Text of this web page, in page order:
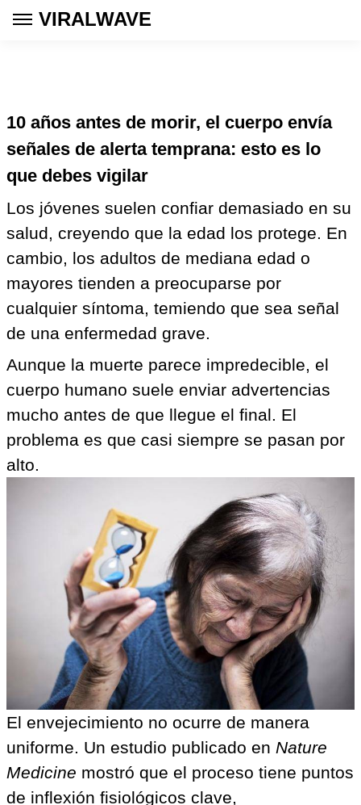
VIRALWAVE
10 años antes de morir, el cuerpo envía
señales de alerta temprana: esto es lo
que debes vigilar
Los jóvenes suelen confiar demasiado en su
salud, creyendo que la edad los protege. En
cambio, los adultos de mediana edad o
mayores tienden a preocuparse por
cualquier síntoma, temiendo que sea señal
de una enfermedad grave.
Aunque la muerte parece impredecible, el
cuerpo humano suele enviar advertencias
mucho antes de que llegue el final. El
problema es que casi siempre se pasan por
alto.
El envejecimiento no ocurre de manera
uniforme. Un estudio publicado en Nature
Medicine mostró que el proceso tiene puntos
de inflexión fisiológicos clave,